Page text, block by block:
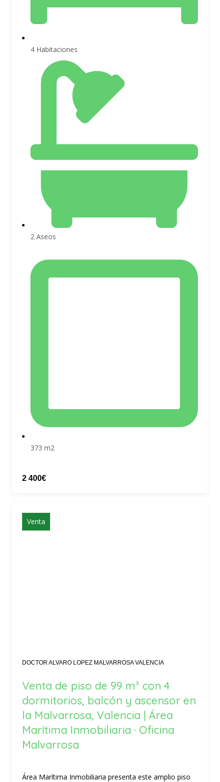
4 Habitaciones
2 Aseos
373 m2
2 400€
Venta
DOCTOR ALVARO LOPEZ MALVARROSA VALENCIA
Venta de piso de 99 m² con 4
dormitorios, balcón y ascensor en
la Malvarrosa, Valencia | Área
Marítima Inmobiliaria · Oficina
Malvarrosa
Área Marítima Inmobiliaria presenta este amplio piso